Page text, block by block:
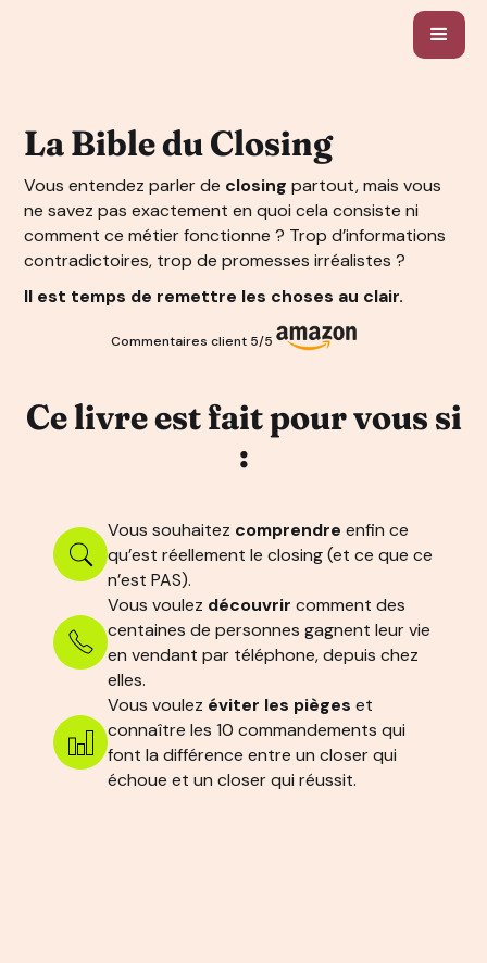
La Bible du Closing
Vous entendez parler de closing partout, mais vous
ne savez pas exactement en quoi cela consiste ni
comment ce métier fonctionne ? Trop d’informations
contradictoires, trop de promesses irréalistes ?
Il est temps de remettre les choses au clair.
Commentaires client 5/5
Ce livre est fait pour vous si
:
Vous souhaitez comprendre enfin ce
qu’est réellement le closing (et ce que ce
n’est PAS).
Vous voulez découvrir comment des
centaines de personnes gagnent leur vie
en vendant par téléphone, depuis chez
elles.
Vous voulez éviter les pièges et
connaître les 10 commandements qui
font la différence entre un closer qui
échoue et un closer qui réussit.